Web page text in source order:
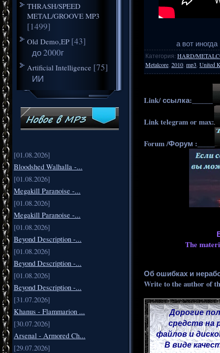
THRASH/SPEED
METAL/GROOVE MP3
[1499]
Old Demo,EP [43]
до 2000г
Artificial Intelligence [75]
ИИ
[01.08.2026]
Bloodshed Walhalla -...
[01.08.2026]
Megakill Paranoise -...
[01.08.2026]
Megakill Paranoise -...
[01.08.2026]
Beyond Description -...
[01.08.2026]
Beyond Description -...
[01.08.2026]
Beyond Description -...
[31.07.2026]
Khanus - Flammarion ...
[30.07.2026]
Arsenal - Armored Ch...
[29.07.2026]
а вот
Категория: HARD/
Metalcore 2010 mp3 United
Link/ ссылка:______
Link telegram or max:
Forum /Форум :_____
The
Об ошибках и
Write to the author of
Дорогие
средств на
файлов и
В виде